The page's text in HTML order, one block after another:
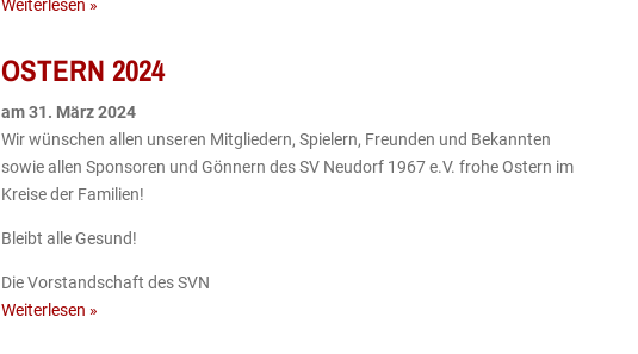
Weiterlesen »
OSTERN 2024
am31. März2024
Wir wünschen allen unseren Mitgliedern, Spielern, Freunden und Bekannten
sowie allen Sponsoren und Gönnern des SV Neudorf 1967 e.V. frohe Ostern im
Kreise der Familien!
Bleibt alle Gesund!
Die Vorstandschaft des SVN
Weiterlesen »